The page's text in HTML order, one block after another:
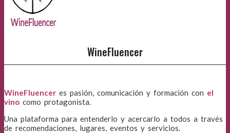
WineFluencer
WineFluencer es pasión, comunicación y formación con el
vino como protagonista.
Una plataforma para entenderlo y acercarlo a todos a través
de recomendaciones, lugares, eventos y servicios.